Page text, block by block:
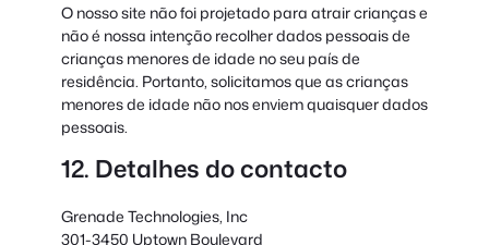
O nosso site não foi projetado para atrair crianças e
não é nossa intenção recolher dados pessoais de
crianças menores de idade no seu país de
residência. Portanto, solicitamos que as crianças
menores de idade não nos enviem quaisquer dados
pessoais.
12. Detalhes do contacto
Grenade Technologies, Inc
301-3450 Uptown Boulevard